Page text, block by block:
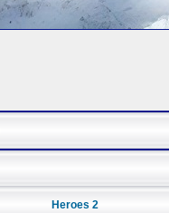
Heroes 2